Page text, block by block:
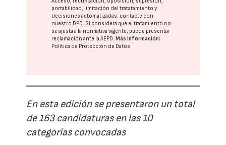
portabilidad, limitación del tratatamiento y
decisiones automatizadas: contacte con
nuestro DPD. Si considera que el tratamiento no
se ajusta a la normativa vigente, puede presentar
reclamación ante laAEPD.Más información:
Política de Protección de Datos
En esta edición se presentaron un total
de 163 candidaturas en las 10
categorías convocadas